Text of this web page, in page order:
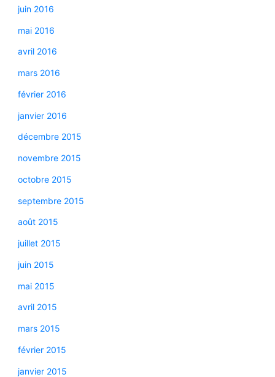
juin 2016
mai 2016
avril 2016
mars 2016
février 2016
janvier 2016
décembre 2015
novembre 2015
octobre 2015
septembre 2015
août 2015
juillet 2015
juin 2015
mai 2015
avril 2015
mars 2015
février 2015
janvier 2015